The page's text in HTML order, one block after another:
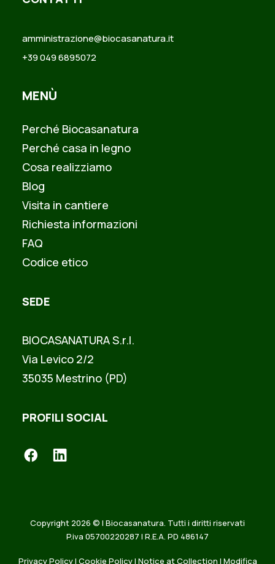
amministrazione@biocasanatura.it
+39 049 6895072
MENÙ
Perché Biocasanatura
Perché casa in legno
Cosa realizziamo
Blog
Visita in cantiere
Richiesta informazioni
FAQ
Codice etico
SEDE
BIOCASANATURA S.r.l.
Via Levico 2/2
35035 Mestrino (PD)
PROFILI SOCIAL
Copyright 2026 © | Biocasanatura. Tutti i diritti riservati
P.iva 05700220287 | R.E.A. PD 486147
Privacy Policy| Cookie Policy| Notice at Collection | Modifica